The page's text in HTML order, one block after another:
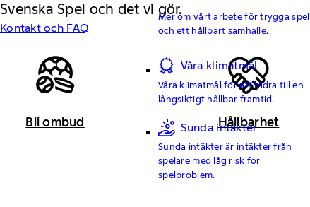
Mer om vårt arbete för trygga spel
och ett hållbart samhälle.
Våra klimatmål
Våra klimatmål för att bidra till en
långsiktigt hållbar framtid.
Sunda intäkter
Sunda intäkter är intäkter från
spelare med låg risk för
spelproblem.
Svenska Spel och det vi gör.
Kontakt och FAQ
Bli ombud Hållbarhet